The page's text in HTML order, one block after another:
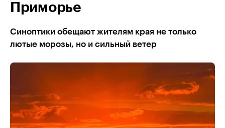
Приморье
Синоптики обещают жителям края не только
лютые морозы, но и сильный ветер